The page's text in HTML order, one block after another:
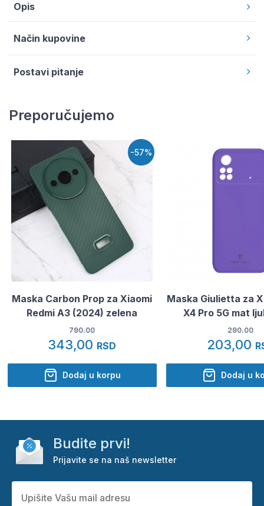
Opis
Način kupovine
Postavi pitanje
Preporučujemo
-57%
Maska Carbon Prop za Xiaomi
Redmi A3 (2024) zelena
790.00
343,00 RSD
Dodaj u korpu
Maska Giulietta za
X4 Pro 5G mat
290.00
203,00
Dodaj u
Budite prvi!
Prijavite se na naš newsletter